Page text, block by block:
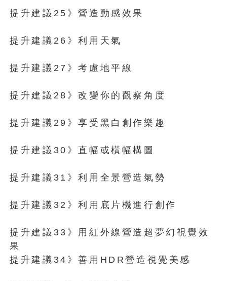
提升建議25》營造動感效果
提升建議26》利用天氣
提升建議27》考慮地平線
提升建議28》改變你的觀察角度
提升建議29》享受黑白創作樂趣
提升建議30》直幅或橫幅構圖
提升建議31》利用全景營造氣勢
提升建議32》利用底片機進行創作
提升建議33》用紅外線營造超夢幻視覺效
果
提升建議34》善用HDR營造視覺美感